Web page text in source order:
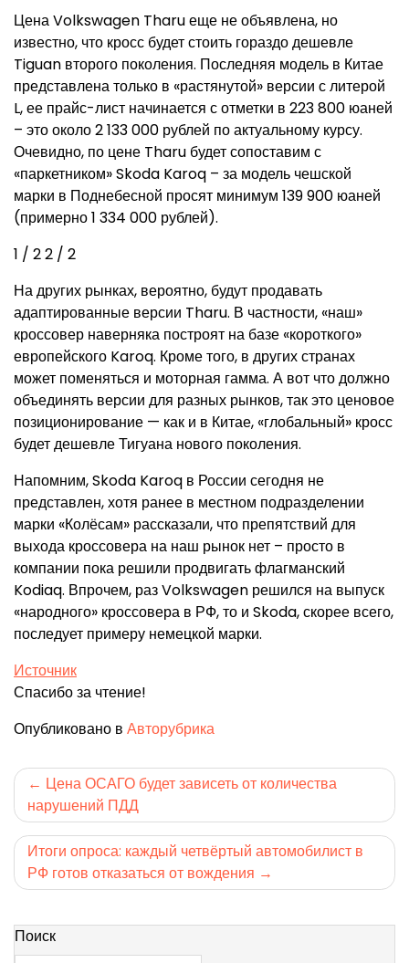
Цена Volkswagen Tharu еще не объявлена, но
известно, что кросс будет стоить гораздо дешевле
Tiguan второго поколения. Последняя модель в Китае
представлена только в «растянутой» версии с литерой
L, ее прайс-лист начинается с отметки в 223 800 юаней
– это около 2 133 000 рублей по актуальному курсу.
Очевидно, по цене Tharu будет сопоставим с
«паркетником» Skoda Karoq – за модель чешской
марки в Поднебесной просят минимум 139 900 юаней
(примерно 1 334 000 рублей).
1 / 22 / 2
На других рынках, вероятно, будут продавать
адаптированные версии Tharu. В частности, «наш»
кроссовер наверняка построят на базе «короткого»
европейского Karoq. Кроме того, в других странах
может поменяться и моторная гамма. А вот что должно
объединять версии для разных рынков, так это ценовое
позиционирование — как и в Китае, «глобальный» кросс
будет дешевле Тигуана нового поколения.
Напомним, Skoda Karoq в России сегодня не
представлен, хотя ранее в местном подразделении
марки «Колёсам» рассказали, что препятствий для
выхода кроссовера на наш рынок нет – просто в
компании пока решили продвигать флагманский
Kodiaq. Впрочем, раз Volkswagen решился на выпуск
«народного» кроссовера в РФ, то и Skoda, скорее всего,
последует примеру немецкой марки.
Источник
Спасибо за чтение!
Опубликовано в Авторубрика
Навигация
по
записям
Цена ОСАГО будет зависеть от количества
нарушений ПДД
Итоги опроса: каждый четвёртый автомобилист в
РФ готов отказаться от вождения
Поиск